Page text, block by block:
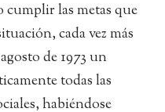
las metas que
cada vez más
de 1973 un
todas las
habiéndose